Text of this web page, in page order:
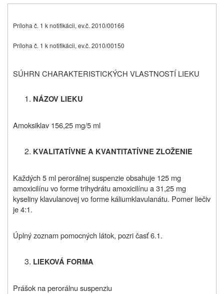
Príloha č. 1 k notifikácii, ev.č. 2010/00166
Príloha č. 1 k notifikácii, ev.č. 2010/00150
SÚHRN CHARAKTERISTICKÝCH VLASTNOSTÍ LIEKU
NÁZOV LIEKU
Amoksiklav 156,25 mg/5 ml
KVALITATÍVNE A KVANTITATÍVNE ZLOŽENIE
Každých 5 ml perorálnej suspenzie obsahuje 125 mg
amoxicilínu vo forme trihydrátu amoxicilínu a 31,25 mg
kyseliny klavulanovej vo forme káliumklavulanátu. Pomer liečiv
je 4:1.
Úplný zoznam pomocných látok, pozri časť 6.1.
LIEKOVÁ FORMA
Prášok na perorálnu suspenziu